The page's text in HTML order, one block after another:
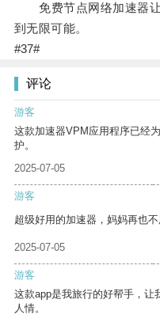
免费节点网络加速器让
到无限可能。
#37#
评论
游客
这款加速器VPM应用程序已经
护。
2025-07-05
游客
超级好用的加速器，妈妈再也
2025-07-05
游客
这款app是我旅行的好帮手，让
人情。